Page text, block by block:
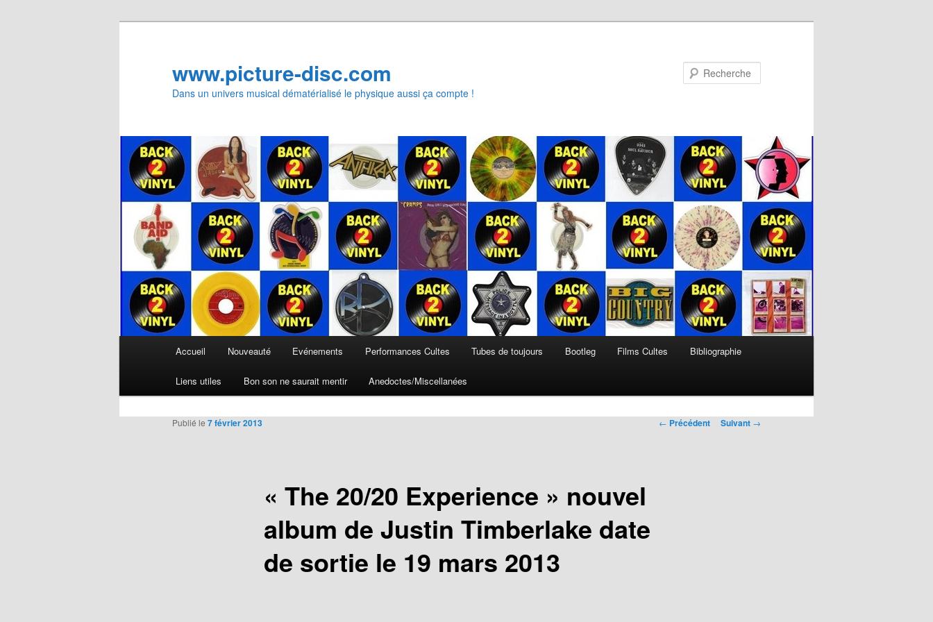
www.picture-disc.com
Dans un univers musical dématérialisé le physique aussi ça compte !
Accueil Nouveauté Evénements Performances Cultes Tubes de toujours Bootleg Films Cultes Bibliographie
Liens utiles Bon son ne saurait mentir Anedoctes/Miscellanées
Navigation
← Précédent Suivant →
« The 20/20 Experience » nouvel
album de Justin Timberlake date
de sortie le 19 mars 2013
Publié le 7 février 2013